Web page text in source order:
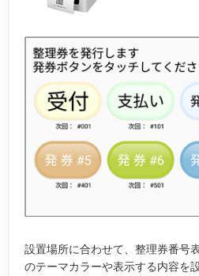
設置場所に合わせて、整理券番号
のテーマカラーや表示する内容を